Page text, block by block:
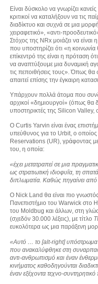
Είναι δύσκολο να γνωρίζει
κριτικοί να καταλήξουν να τις
διαδίκτυο και συχνά σε μια
χειραφετικό», «αντι-
Στόχος της NRx μοιάζει να
που υποστηρίζει ότι «η
επίκεντρό της είναι η πρόταση
να αναπτύξουμε μια δυναμική
τις πεποιθήσεις τους». Όπως θα
απαιτεί επίσης την έγκαιρη
Υπάρχουν πολλά άτομα που
αρχικοί «δημιουργοί» (όπως θα
υποστηρικτές της Silicon Valley,
Ο Curtis Yarvin είναι ένας
υπεύθυνος για το Urbit, ο
Reservations (UR), γράφοντας
του, η οποία:
«έχει μετατραπεί σε μια
ως στρατιωτική ιδιοφυΐα, τη
διπλωματία. Καθώς πηγαίνει από
Ο Nick Land θα είναι πιο
Πανεπιστήμιο του Warwick στο
του Moldbug και άλλων, στη
(σχεδόν 30.000 λέξεις), με τίτλο
ευκολότερα ως μια παράξενη
«Αυτό … το [alt-right] υπόστρωμα
που ανακαλύφθηκε στη
αντι-ανθρωπισμό και έναν
κινήματος καθοδηγούνται
έναν εξέχοντα τεχνο-